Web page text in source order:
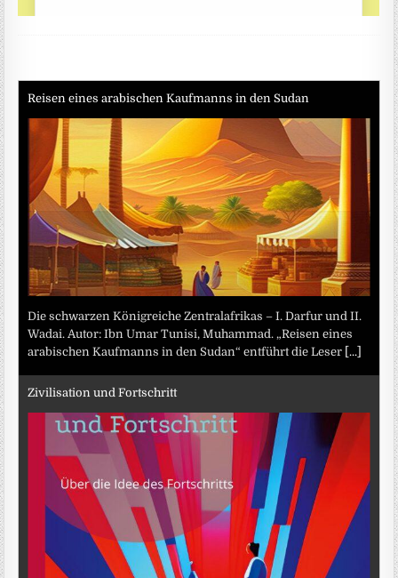
Reisen eines arabischen Kaufmanns in den Sudan
Die schwarzen Königreiche Zentralafrikas – I. Darfur und II.
Wadai. Autor: Ibn Umar Tunisi, Muhammad. „Reisen eines
arabischen Kaufmanns in den Sudan“ entführt die Leser [...]
Zivilisation und Fortschritt